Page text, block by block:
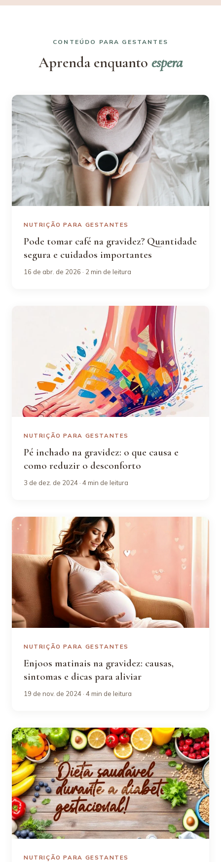
CONTEÚDO PARA GESTANTES
Aprenda enquanto espera
NUTRIÇÃO PARA GESTANTES
Pode tomar café na gravidez? Quantidade
segura e cuidados importantes
16 de abr. de 2026 · 2 min de leitura
NUTRIÇÃO PARA GESTANTES
Pé inchado na gravidez: o que causa e
como reduzir o desconforto
3 de dez. de 2024 · 4 min de leitura
NUTRIÇÃO PARA GESTANTES
Enjoos matinais na gravidez: causas,
sintomas e dicas para aliviar
19 de nov. de 2024 · 4 min de leitura
NUTRIÇÃO PARA GESTANTES